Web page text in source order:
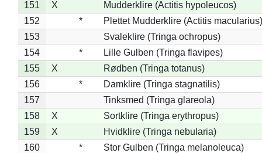
151
X
Mudderklire (Actitis hypoleucos)
152
*
Plettet Mudderklire (Actitis macularius)
153
Svaleklire (Tringa ochropus)
154
*
Lille Gulben (Tringa flavipes)
155
X
Rødben (Tringa totanus)
156
*
Damklire (Tringa stagnatilis)
157
Tinksmed (Tringa glareola)
158
X
Sortklire (Tringa erythropus)
159
X
Hvidklire (Tringa nebularia)
160
*
Stor Gulben (Tringa melanoleuca)